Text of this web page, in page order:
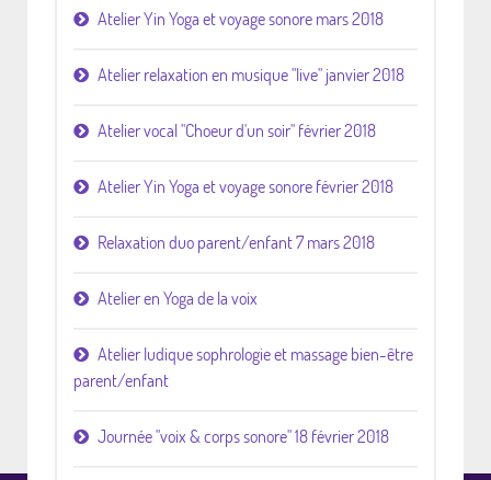
Atelier Yin Yoga et voyage sonore mars 2018
Atelier relaxation en musique "live" janvier 2018
Atelier vocal "Choeur d'un soir" février 2018
Atelier Yin Yoga et voyage sonore février 2018
Relaxation duo parent/enfant 7 mars 2018
Atelier en Yoga de la voix
Atelier ludique sophrologie et massage bien-être
parent/enfant
Journée "voix & corps sonore" 18 février 2018